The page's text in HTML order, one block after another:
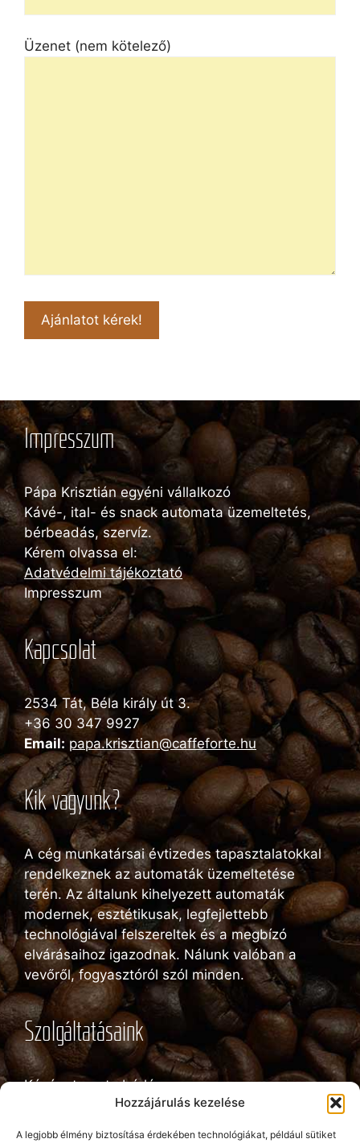
Hozzájárulás kezelése
A legjobb élmény biztosítása érdekében technológiákat, például sütiket
Üzenet (nem kötelező)
Impresszum
Pápa Krisztián egyéni vállalkozó
Kávé-, ital- és snack automata üzemeltetés,
bérbeadás, szervíz.
Kérem olvassa el:
Adatvédelmi tájékoztató
Impresszum
Kapcsolat
2534 Tát, Béla király út 3.
+36 30 347 9927
Email: papa.krisztian@caffeforte.hu
Kik vagyunk?
A cég munkatársai évtizedes tapasztalatokkal
rendelkeznek az automaták üzemeltetése
terén. Az általunk kihelyezett automaták
modernek, esztétikusak, legfejlettebb
technológiával felszereltek és a megbízó
elvárásaihoz igazodnak. Nálunk valóban a
vevőről, fogyasztóról szól minden.
Szolgáltatásaink
Kávéautomata bérlés
Snack automata bérlés